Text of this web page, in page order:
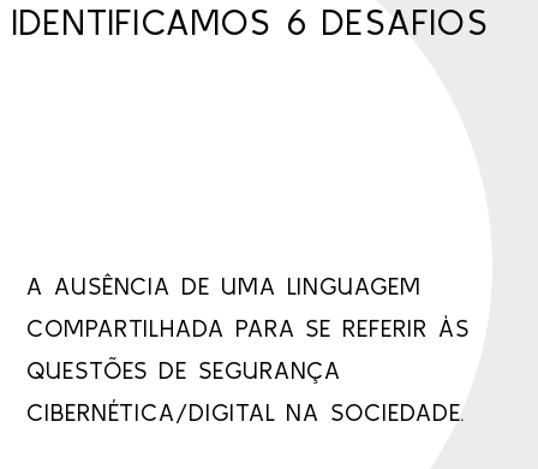
IDENTIFICAMOS 6 DESAFIOS
A AUSÊNCIA DE UMA LINGUAGEM
COMPARTILHADA PARA SE REFERIR ÀS
QUESTÕES DE SEGURANÇA
CIBERNÉTICA/DIGITAL NA SOCIEDADE.